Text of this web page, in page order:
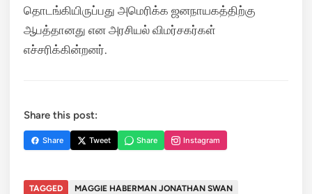
தொடங்கியிருப்பது அமெரிக்க ஜனநாயகத்திற்கு
ஆபத்தானது என அரசியல் விமர்சகர்கள்
எச்சரிக்கின்றனர்.
Share this post:
Share Tweet Share Instagram
TAGGED
MAGGIE HABERMAN JONATHAN SWAN